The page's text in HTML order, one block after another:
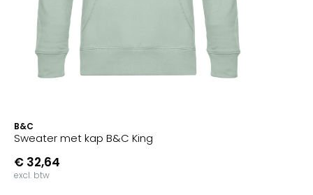
B&C
Sweater met kap B&C King
€ 32,64
excl. btw